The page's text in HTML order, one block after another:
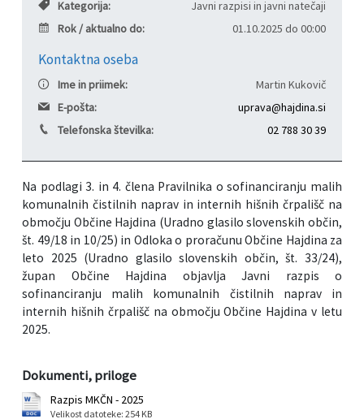
Kategorija:
Javni razpisi in javni natečaji
Rok / aktualno do:
01.10.2025 do 00:00
Kontaktna oseba
Ime in priimek:
Martin Kukovič
E-pošta:
uprava@hajdina.si
Telefonska številka:
02 788 30 39
Na podlagi 3. in 4. člena Pravilnika o sofinanciranju malih
komunalnih čistilnih naprav in internih hišnih črpališč na
območju Občine Hajdina (Uradno glasilo slovenskih občin,
št. 49/18 in 10/25) in Odloka o proračunu Občine Hajdina za
leto 2025 (Uradno glasilo slovenskih občin, št. 33/24),
župan Občine Hajdina objavlja Javni razpis o
sofinanciranju malih komunalnih čistilnih naprav in
internih hišnih črpališč na območju Občine Hajdina v letu
2025.
Dokumenti, priloge
Razpis MKČN - 2025
Velikost datoteke: 254 KB